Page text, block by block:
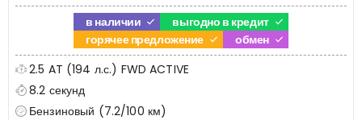
в наличии
выгодно в кредит
горячее предложение
обмен
2.5 AT (194 л.с.) FWD ACTIVE
8.2 секунд
Бензиновый (7.2/100 км)